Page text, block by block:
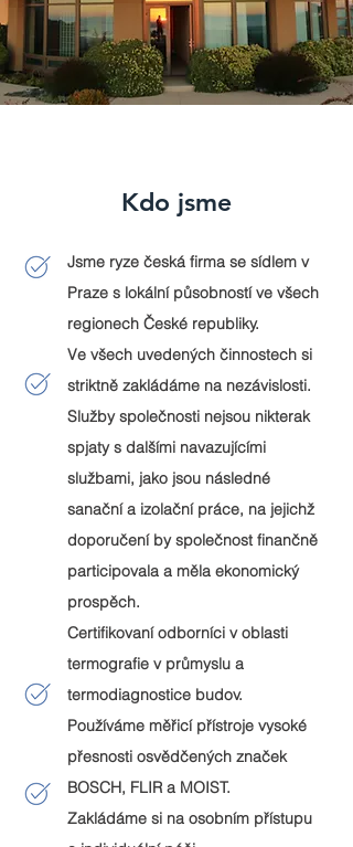
Kdo jsme
Jsme ryze česká firma se sídlem v
Praze s lokální působností ve všech
regionech České republiky.
Ve všech uvedených činnostech si
striktně zakládáme na nezávislosti.
Služby společnosti nejsou nikterak
spjaty s dalšími navazujícími
službami, jako jsou následné
sanační a izolační práce, na jejichž
doporučení by společnost finančně
participovala a měla ekonomický
prospěch.
Certifikovaní odborníci v oblasti
termografie v průmyslu a
termodiagnostice budov.
Používáme měřicí přístroje vysoké
přesnosti osvědčených značek
BOSCH, FLIR a MOIST.
Zakládáme si na osobním přístupu